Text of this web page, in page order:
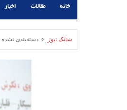
خانه مقالات اخبار
سایک نیوز » دسته‌بندی نشده » ۲۷ درصد جمعیت کشور به مواد مخدر نگرشی